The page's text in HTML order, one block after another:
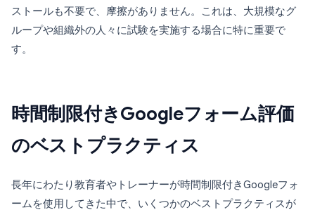
ストールも不要で、摩擦がありません。これは、大規模なグ
ループや組織外の人々に試験を実施する場合に特に重要で
す。
時間制限付きGoogleフォーム評価
のベストプラクティス
長年にわたり教育者やトレーナーが時間制限付きGoogleフォ
ームを使用してきた中で、いくつかのベストプラクティスが